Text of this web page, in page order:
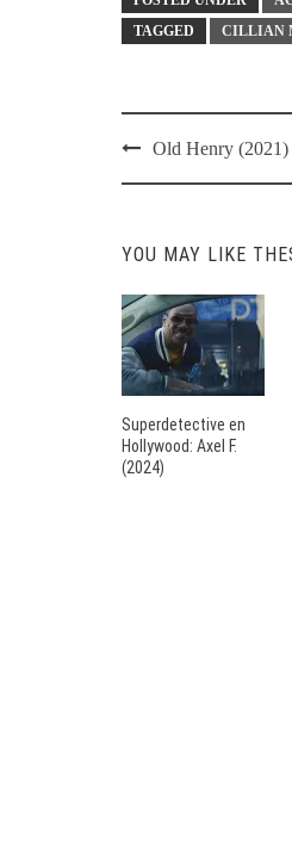
TAGGED
CILLIAN
PostOld Henry (2021)
YOU MAY LIKE
Superdetective en
Hollywood: Axel F.
(2024)